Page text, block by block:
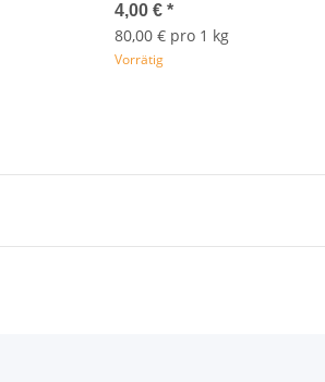
4,00 € *
80,00 € pro 1 kg
Vorrätig